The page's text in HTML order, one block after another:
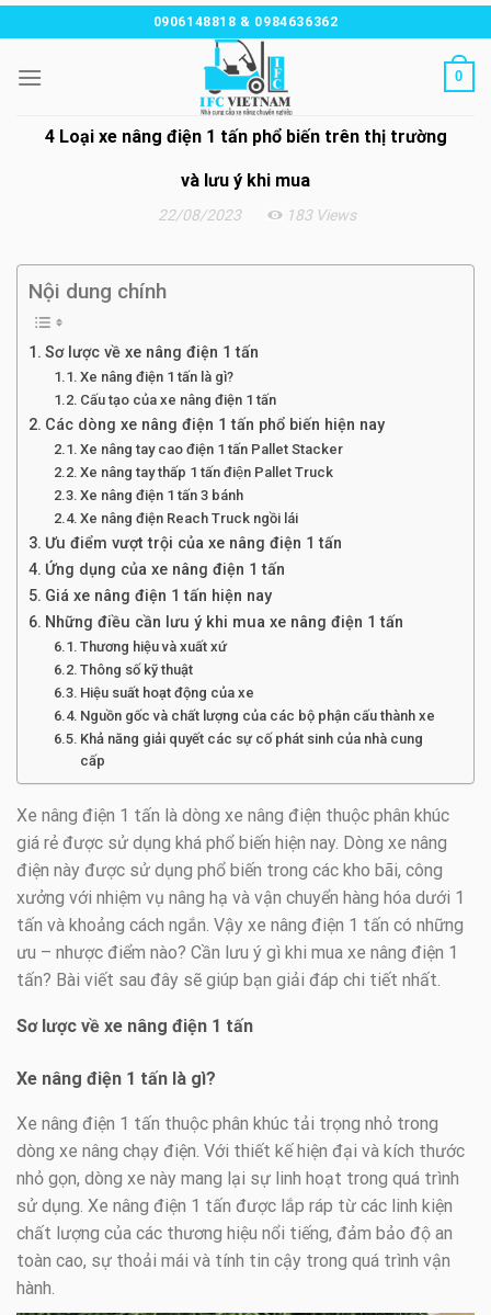
Chuyển
đến
nội
0906148818 & 0984636362
0
22/08/2023 183 Views
4 Loại xe nâng điện 1 tấn phổ biến trên thị trường
và lưu ý khi mua
Nội dung chính
Sơ lược về xe nâng điện 1 tấn
Xe nâng điện 1 tấn là gì?
Cấu tạo của xe nâng điện 1 tấn
Các dòng xe nâng điện 1 tấn phổ biến hiện nay
Xe nâng tay cao điện 1 tấn Pallet Stacker
Xe nâng tay thấp 1 tấn điện Pallet Truck
Xe nâng điện 1 tấn 3 bánh
Xe nâng điện Reach Truck ngồi lái
Ưu điểm vượt trội của xe nâng điện 1 tấn
Ứng dụng của xe nâng điện 1 tấn
Giá xe nâng điện 1 tấn hiện nay
Những điều cần lưu ý khi mua xe nâng điện 1 tấn
Thương hiệu và xuất xứ
Thông số kỹ thuật
Hiệu suất hoạt động của xe
Nguồn gốc và chất lượng của các bộ phận cấu thành xe
Khả năng giải quyết các sự cố phát sinh của nhà cung
cấp
Xe nâng điện 1 tấn là dòng xe nâng điện thuộc phân khúc
giá rẻ được sử dụng khá phổ biến hiện nay. Dòng xe nâng
điện này được sử dụng phổ biến trong các kho bãi, công
xưởng với nhiệm vụ nâng hạ và vận chuyển hàng hóa dưới 1
tấn và khoảng cách ngắn. Vậy xe nâng điện 1 tấn có những
ưu – nhược điểm nào? Cần lưu ý gì khi mua xe nâng điện 1
tấn? Bài viết sau đây sẽ giúp bạn giải đáp chi tiết nhất.
Sơ lược về xe nâng điện 1 tấn
Xe nâng điện 1 tấn là gì?
Xe nâng điện 1 tấn thuộc phân khúc tải trọng nhỏ trong
dòng xe nâng chạy điện. Với thiết kế hiện đại và kích thước
nhỏ gọn, dòng xe này mang lại sự linh hoạt trong quá trình
sử dụng. Xe nâng điện 1 tấn được lắp ráp từ các linh kiện
chất lượng của các thương hiệu nổi tiếng, đảm bảo độ an
toàn cao, sự thoải mái và tính tin cậy trong quá trình vận
hành.